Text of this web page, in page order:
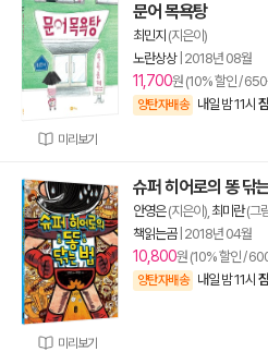
미리보기
문어 목욕탕
최민지 (지은이)
노란상상| 2018년 08월
11,700원 (10% 할인 /
양탄자배송 내일 밤 11시
미리보기
슈퍼 히어로의 똥 닦
안영은(지은이), 최미란(그
책읽는곰| 2018년 04월
10,800원 (10% 할인 /
양탄자배송 내일 밤 11시